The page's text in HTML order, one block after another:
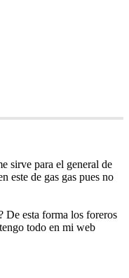
sirve para el general de
este de gas gas pues no
De esta forma los foreros
todo en mi web